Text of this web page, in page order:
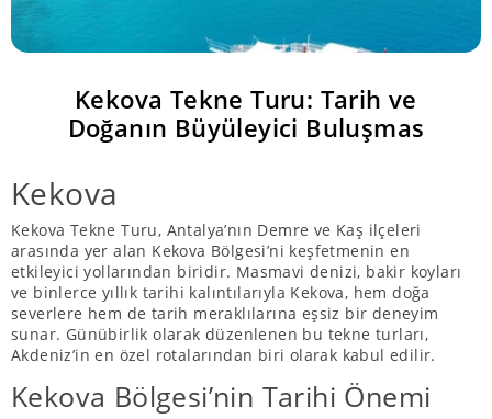
Kekova Tekne Turu: Tarih ve
Doğanın Büyüleyici Buluşmas
Kekova
Kekova Tekne Turu, Antalya’nın Demre ve Kaş ilçeleri
arasında yer alan Kekova Bölgesi’ni keşfetmenin en
etkileyici yollarından biridir. Masmavi denizi, bakir koyları
ve binlerce yıllık tarihi kalıntılarıyla Kekova, hem doğa
severlere hem de tarih meraklılarına eşsiz bir deneyim
sunar. Günübirlik olarak düzenlenen bu tekne turları,
Akdeniz’in en özel rotalarından biri olarak kabul edilir.
Kekova Bölgesi’nin Tarihi Önemi